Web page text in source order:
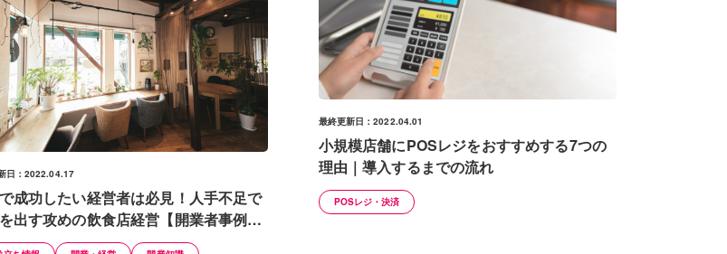
日：2022.04.17
成功したい経営者は必見！人手不足で
出す攻めの飲食店経営【開業者事例あ
最終更新日：2022.04.01
小規模店舗にPOSレジをおすすめする7つの
理由｜導入するまでの流れ
POSレジ・決済